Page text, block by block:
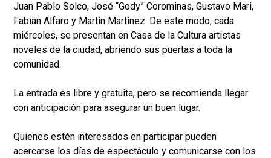
Juan Pablo Solco, José “Gody” Corominas, Gustavo Mari,
Fabián Alfaro y Martín Martínez. De este modo, cada
miércoles, se presentan en Casa de la Cultura artistas
noveles de la ciudad, abriendo sus puertas a toda la
comunidad.
La entrada es libre y gratuita, pero se recomienda llegar
con anticipación para asegurar un buen lugar.
Quienes estén interesados en participar pueden
acercarse los días de espectáculo y comunicarse con los